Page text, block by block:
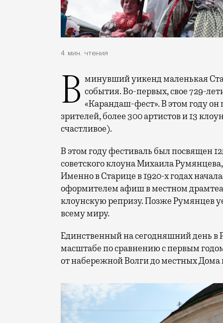
4 мин. чтения
В минувший уикенд маленькая Старица в Тверской области отметила сразу два события. Во-первых, свое 729-
«Карандаш-фест». В этом году он
зрителей, более 300 артистов и 13
счастливое).
В этом году фестиваль был посвящен
советского клоуна Михаила
Именно в Старице в 1920-х годах
оформителем афиш в местном
клоунскую репризу. Позже Румянцев
всему миру.
Единственный на сегодняшний день в
масштабе по сравнению с первым
от набережной Волги до местных Дома